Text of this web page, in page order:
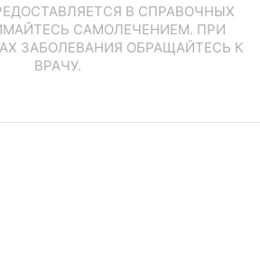
В СПРАВОЧНЫХ
САМОЛЕЧЕНИЕМ. ПРИ
ЗАБОЛЕВАНИЯ ОБРАЩАЙТЕСЬ К
ВРАЧУ.